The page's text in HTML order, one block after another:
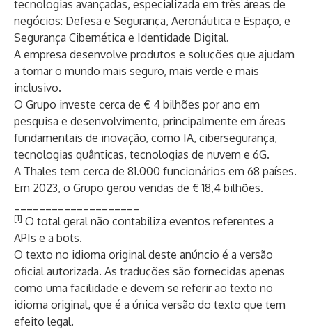
tecnologias avançadas, especializada em três áreas de
negócios: Defesa e Segurança, Aeronáutica e Espaço, e
Segurança Cibernética e Identidade Digital.
A empresa desenvolve produtos e soluções que ajudam
a tornar o mundo mais seguro, mais verde e mais
inclusivo.
O Grupo investe cerca de € 4 bilhões por ano em
pesquisa e desenvolvimento, principalmente em áreas
fundamentais de inovação, como IA, cibersegurança,
tecnologias quânticas, tecnologias de nuvem e 6G.
A Thales tem cerca de 81.000 funcionários em 68 países.
Em 2023, o Grupo gerou vendas de € 18,4 bilhões.
[1] O total geral não contabiliza eventos referentes a
APIs e a bots.
O texto no idioma original deste anúncio é a versão
oficial autorizada. As traduções são fornecidas apenas
como uma facilidade e devem se referir ao texto no
idioma original, que é a única versão do texto que tem
efeito legal.